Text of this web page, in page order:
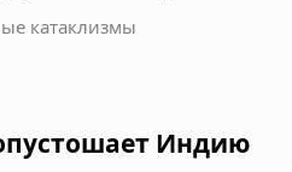
катаклизмы
Индию